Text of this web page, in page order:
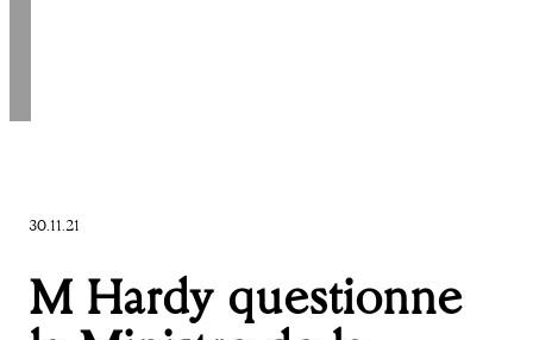
30.11.21
M Hardy questionne